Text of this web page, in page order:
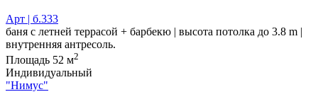
Арт | б.333
баня с летней террасой + барбекю | высота потолка до 3.8 m |
внутренняя антресоль.
Площадь 52 м2
Индивидуальный
"Нимус"